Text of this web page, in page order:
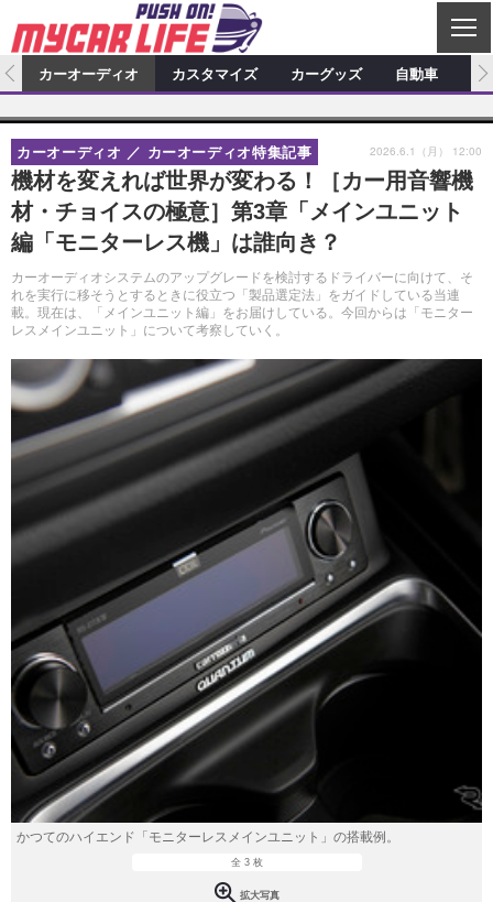
C
L
S
E
カーオーディオ
特集記事 新製品情報
プロショップ検索 ショップ訪問記
カーオーディオニュース デモカー製作記
その他
カスタマイズ
カスタマイズ特集記事 カスタマイズ新製品情報
カスタマイズニュース
カーグッズ
カーグッズ特集記事 カーグッズ新製品情報
カーグッズニュース
自動車
スクープ
カーオーディオ カスタマイズ カーグッズ 自動車
機材を変えれば世界が変わる！［カー用音響機
材・チョイスの極意］第3章「メインユニット
編「モニターレス機」は誰向き？
カーオーディオシステムのアップグレードを検討するドライバーに向けて、そ
れを実行に移そうとするときに役立つ「製品選定法」をガイドしている当連
載。現在は、「メインユニット編」をお届けしている。今回からは「モニター
レスメインユニット」について考察していく。
カーオーディオ カーオーディオ特集記事 2026.6.1（月） 12:00
かつてのハイエンド「モニターレスメインユニット」の搭載例。
全 3 枚
拡大写真